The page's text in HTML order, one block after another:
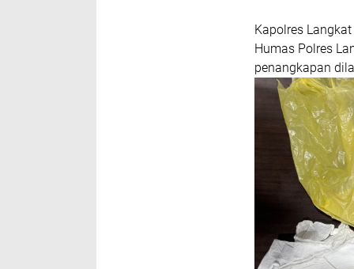
Kapolres Langkat
Humas Polres
penangkapan